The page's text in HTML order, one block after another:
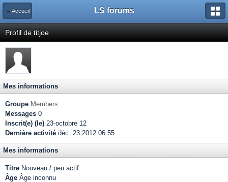
← Accueil LS forums
Profil de titjoe
Mes informations
Groupe Members
Messages 0
Inscrit(e) (le) 23-octobre 12
Dernière activité déc. 23 2012 06:55
Mes informations
Titre Nouveau / peu actif
Âge Âge inconnu